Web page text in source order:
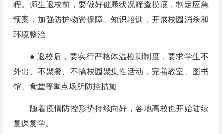
程。师生返校前，要做好健康状况筛查摸底，制定应急
预案，加强防护物资保障、知识培训，开展校园消杀和
环境整治
● 返校后，要实行严格体温检测制度，要求学生不
外出、不聚餐、不搞校园聚集性活动，完善教室、图书
馆、食堂等重点场所防控措施
随着疫情防控形势持续向好，各地高校也开始陆续
复课复学。